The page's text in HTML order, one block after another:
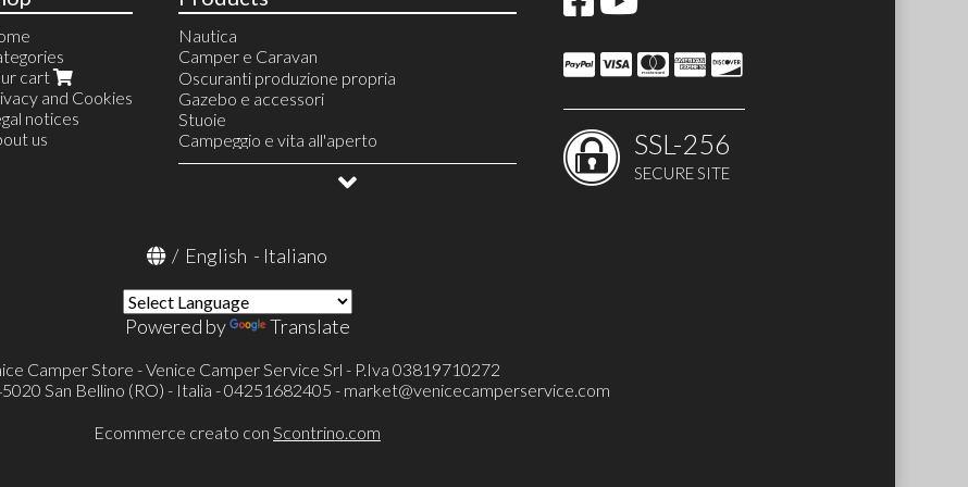
cart
and Cookies
notices
us
Nautica
Camper e Caravan
Linea Acqua
Riscaldamento
Finestre e accessori
Serbatoi e accessori
Serbatoi acqua
Linea gas
Frigoriferi portatili e accessori
Toilette a cassetta Thetford (FRESH-UP SET)
Pronto letto e accessori
Portaoggetti
Cunei e accessori
Protezioni specchietti esterni
Verande ed accessori
Tappeti cabina
Oscuranti produzione propria
Gazebo e accessori
Stuoie
Campeggio e vita all'aperto
Allestimento veicoli
SSL-256
SECURE SITE
/ English - Italiano
Powered by Translate
Camper Store - Venice Camper Service Srl - P.Iva 03819710272
San Bellino (RO) - Italia - 04251682405 - market@venicecamperservice.com
Ecommerce creato con Scontrino.com